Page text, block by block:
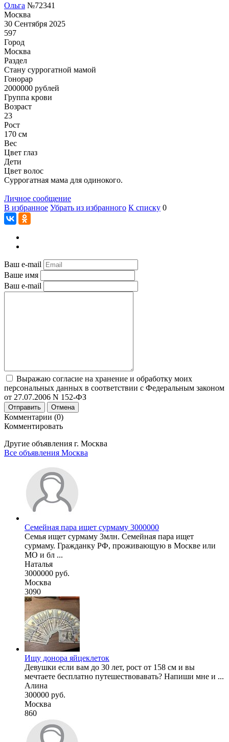
Ольга №72341
Москва
30 Сентября 2025
597
Город
Москва
Раздел
Cтану суррогатной мамой
Гонoрар
2000000 рублей
Группа крови
Возраст
23
Рост
170 см
Вес
Цвет глаз
Дети
Цвет волос
Суррогатная мама для одинокого.
Личное сообщение
В избранное Убрать из избранного К списку 0
Ваш e-mail
Ваше имя
Ваш e-mail
Выражаю согласие на хранение и обработку моих
персональных данных в соответствии с Федеральным законом
от 27.07.2006 N 152-ФЗ
Отправить Отмена
Комментарии (0)
Комментировать
Другие объявления г. Москва
Все объявления Москва
Семейная пара ищет сурмаму 3000000
Семья ищет сурмаму 3млн. Семейная пара ищет
сурмаму. Гражданку РФ, проживающую в Москве или
МО и бл ...
Наталья
3000000 руб.
Москва
3090
Ищу донора яйцеклеток
Девушки если вам до 30 лет, рост от 158 см и вы
мечтаете бесплатно путешествовавать? Напиши мне и ...
Алина
300000 руб.
Москва
860